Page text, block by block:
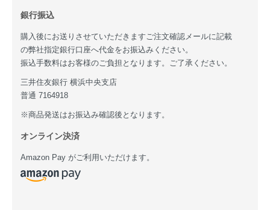
銀行振込
購入後にお送りさせていただきますご注文確認メールに記載
の弊社指定銀行口座へ代金をお振込みください。
振込手数料はお客様のご負担となります。ご了承ください。
三井住友銀行 横浜中央支店
普通 7164918
※商品発送はお振込み確認後となります。
オンライン決済
Amazon Pay がご利用いただけます。